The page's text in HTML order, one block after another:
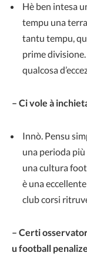
Hè ben intesa
tempu una
tantu tempu,
prime
qualcosa
– Ci vole à
Innò. Pensu
una perioda
una cultura
è una
club corsi
– Certi
u football